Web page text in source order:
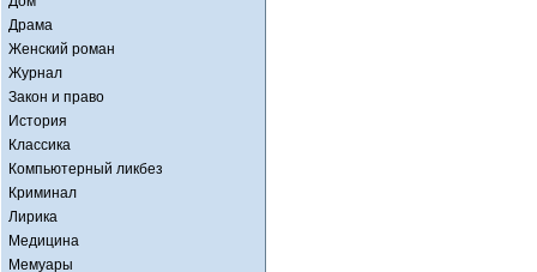
Драма
Женский роман
Журнал
Закон и право
История
Классика
Компьютерный ликбез
Криминал
Лирика
Медицина
Мемуары